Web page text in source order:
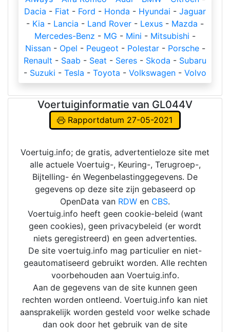
Dacia - Fiat - Ford - Honda - Hyundai - Jaguar
- Kia - Lancia - Land Rover - Lexus - Mazda -
Mercedes-Benz - MG - Mini - Mitsubishi -
Nissan- Opel - Peugeot - Polestar- Porsche-
Renault - Saab - Seat - Seres - Skoda - Subaru
- Suzuki - Tesla - Toyota - Volkswagen - Volvo
Voertuiginformatie van GL044V
Rapportdatum 27-05-2021
Voertuig.info; de gratis, advertentieloze site met
alle actuele Voertuig-, Keuring-, Terugroep-,
Bijtelling- én Wegenbelastinggegevens. De
gegevens op deze site zijn gebaseerd op
OpenData van RDW en CBS.
Voertuig.info heeft geen cookie-beleid (want
geen cookies), geen privacybeleid (er wordt
niets geregistreerd) en geen advertenties.
De site voertuig.info mag particulier en niet-
geautomatiseerd gebruikt worden. Alle rechten
voorbehouden aan Voertuig.info.
Aan de gegevens van de site kunnen geen
rechten worden ontleend. Voertuig.info kan niet
aansprakelijk worden gesteld voor welke schade
dan ook door het gebruik van de site